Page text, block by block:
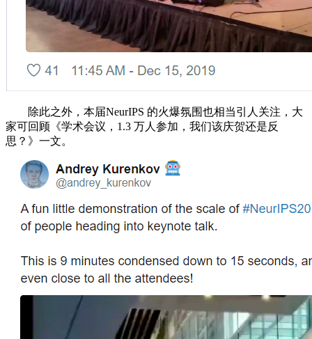
除此之外，本届NeurIPS 的火爆氛围也相当引人关注，大
家可回顾《学术会议，1.3 万人参加，我们该庆贺还是反
思？》一文。